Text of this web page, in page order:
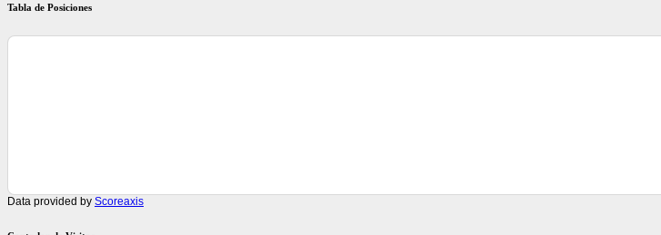
Tabla de Posiciones
Data provided by Scoreaxis